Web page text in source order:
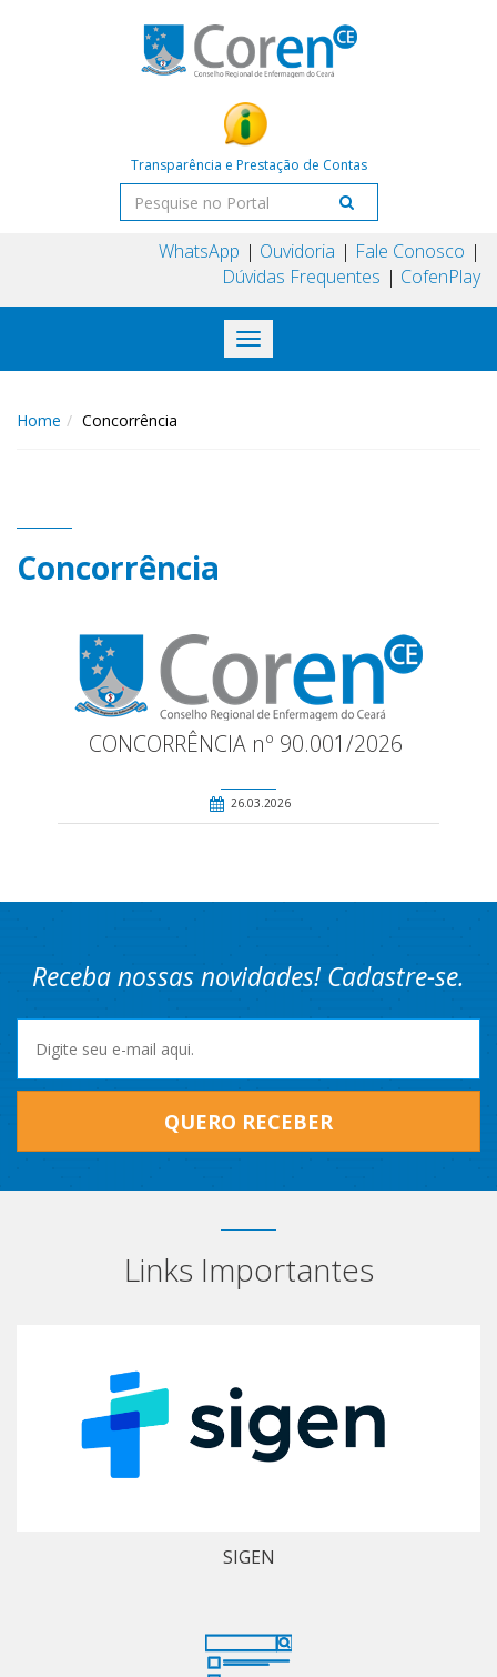
Transparência e Prestação de Contas
WhatsApp Ouvidoria
Fale Conosco
Dúvidas Frequentes
CofenPlay
Toggle
navigation
Home Concorrência
Concorrência
CONCORRÊNCIA nº 90.001/2026
26.03.2026
Receba nossas novidades! Cadastre-se.
QUERO RECEBER
Links Importantes
SIGEN